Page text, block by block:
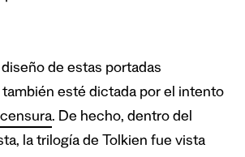
de estas portadas
esté dictada por el intento
. De hecho, dentro del
la trilogía de Tolkien fue vista